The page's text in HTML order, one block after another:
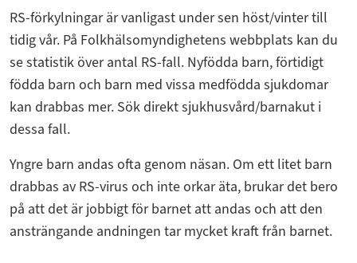
RS-förkylningar är vanligast under sen höst/vinter till
tidig vår. På Folkhälsomyndighetens webbplats kan du
se statistik över antal RS-fall. Nyfödda barn, förtidigt
födda barn och barn med vissa medfödda sjukdomar
kan drabbas mer. Sök direkt sjukhusvård/barnakut i
dessa fall.
Yngre barn andas ofta genom näsan. Om ett litet barn
drabbas av RS-virus och inte orkar äta, brukar det bero
på att det är jobbigt för barnet att andas och att den
ansträngande andningen tar mycket kraft från barnet.